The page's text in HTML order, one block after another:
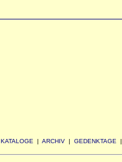
KATALOGE | ARCHIV | GEDENKTAGE